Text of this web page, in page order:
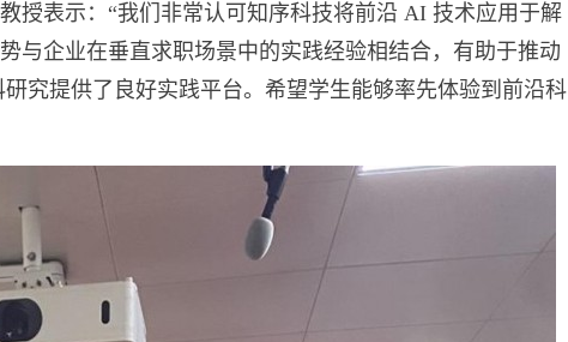
授表示：“我们非常认可知序科技将前沿 AI 技术应用于解
与企业在垂直求职场景中的实践经验相结合，有助于推动
究提供了良好实践平台。希望学生能够率先体验到前沿科